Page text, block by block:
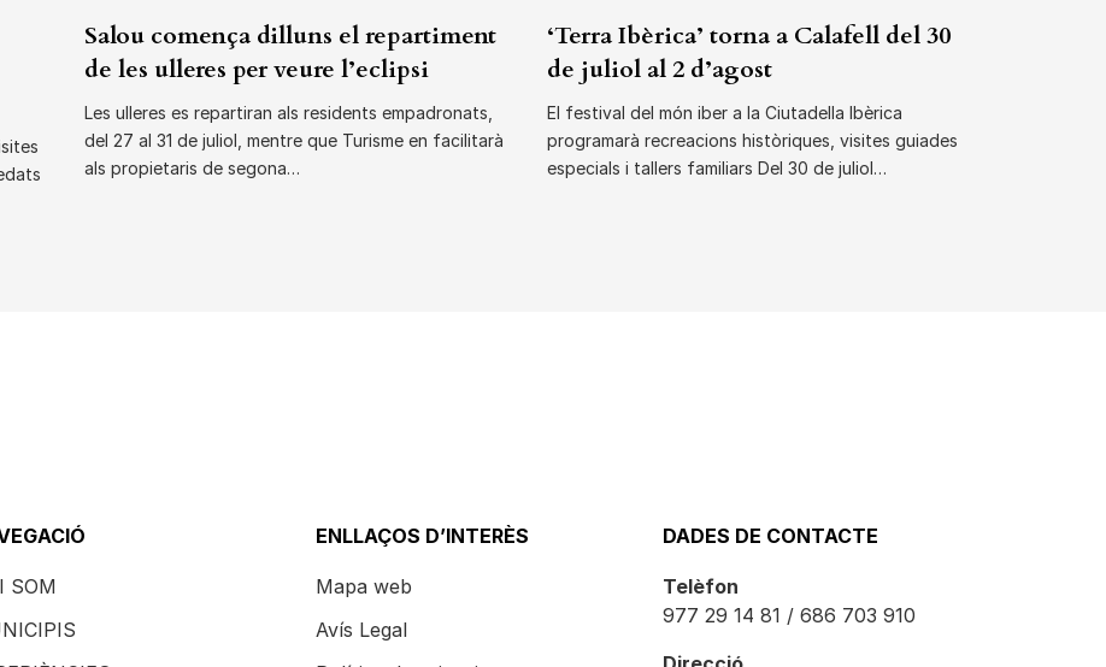
Salou comença dilluns el repartiment
de les ulleres per veure l’eclipsi
Les ulleres es repartiran als residents empadronats,
del 27 al 31 de juliol, mentre que Turisme en facilitarà
als propietaris de segona…
‘Terra Ibèrica’ torna a Calafell del 30
de juliol al 2 d’agost
El festival del món iber a la Ciutadella Ibèrica
programarà recreacions històriques, visites guiades
especials i tallers familiars Del 30 de juliol…
SOM
ENLLAÇOS D’INTERÈS
Mapa web
Avís Legal
DADES DE CONTACTE
Telèfon
977 29 14 81 / 686 703 910